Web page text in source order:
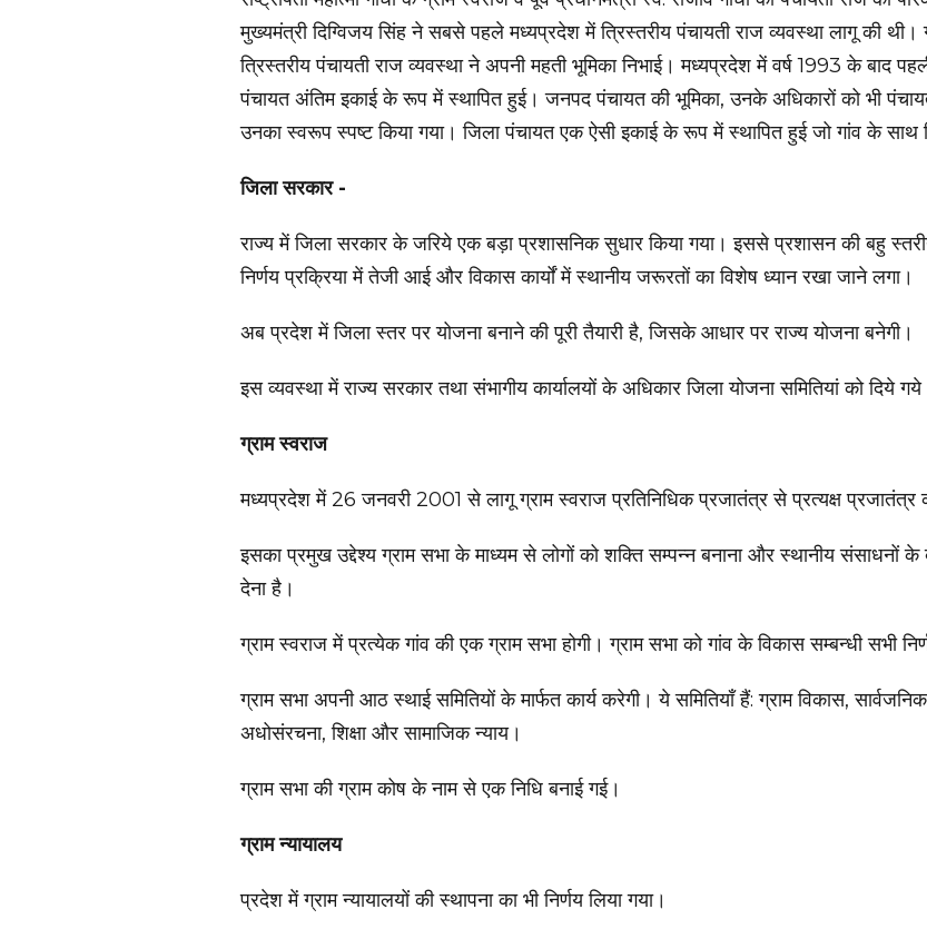
मुख्यमंत्री दिग्विजय सिंह ने सबसे पहले मध्यप्रदेश में त्रिस्तरीय पंचायती राज व्यवस्था लागू की थी।
त्रिस्तरीय पंचायती राज व्यवस्था ने अपनी महती भूमिका निभाई। मध्यप्रदेश में वर्ष 1993 के बाद
पंचायत अंतिम इकाई के रूप में स्थापित हुई। जनपद पंचायत की भूमिका, उनके अधिकारों को भी
उनका स्वरूप स्पष्ट किया गया। जिला पंचायत एक ऐसी इकाई के रूप में स्थापित हुई जो गांव के
जिला सरकार -
राज्य में जिला सरकार के जरिये एक बड़ा प्रशासनिक सुधार किया गया। इससे प्रशासन की बहु
निर्णय प्रक्रिया में तेजी आई और विकास कार्यों में स्थानीय जरूरतों का विशेष ध्यान रखा जाने लगा।
अब प्रदेश में जिला स्तर पर योजना बनाने की पूरी तैयारी है, जिसके आधार पर राज्य योजना बनेगी।
इस व्यवस्था में राज्य सरकार तथा संभागीय कार्यालयों के अधिकार जिला योजना समितियां को दिये
ग्राम स्वराज
मध्यप्रदेश में 26 जनवरी 2001 से लागू ग्राम स्वराज प्रतिनिधिक प्रजातंत्र से प्रत्यक्ष
इसका प्रमुख उद्देश्य ग्राम सभा के माध्यम से लोगों को शक्ति सम्पन्न बनाना और स्थानीय संसाधनों के
देना है।
ग्राम स्वराज में प्रत्येक गांव की एक ग्राम सभा होगी। ग्राम सभा को गांव के विकास सम्बन्धी सभी
ग्राम सभा अपनी आठ स्थाई समितियों के मार्फत कार्य करेगी। ये समितियाँ हैं: ग्राम विकास, सार्वजनिक
अधोसंरचना, शिक्षा और सामाजिक न्याय।
ग्राम सभा की ग्राम कोष के नाम से एक निधि बनाई गई।
ग्राम न्यायालय
प्रदेश में ग्राम न्यायालयों की स्थापना का भी निर्णय लिया गया।